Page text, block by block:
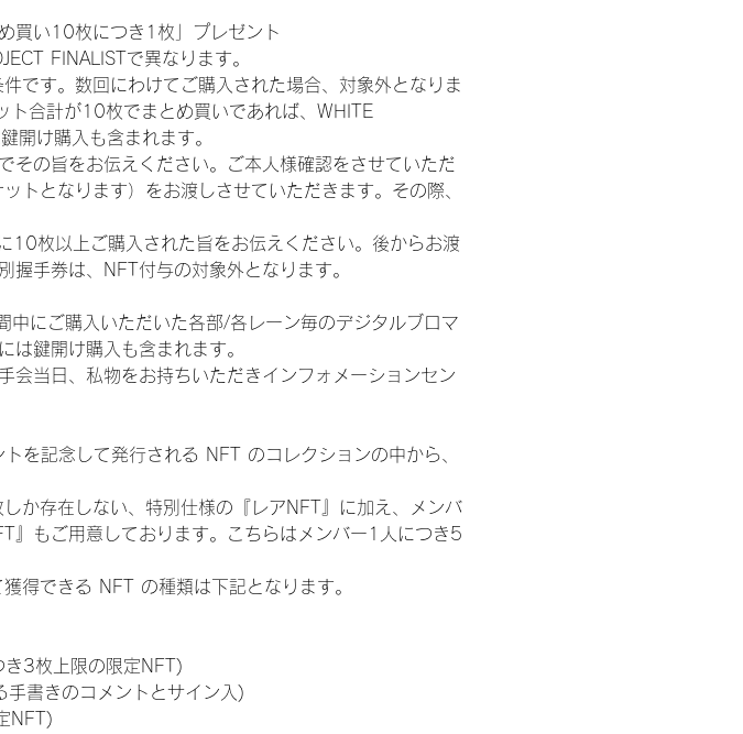
買い10枚につき1枚」プレゼント
FINALISTで異なります。
です。数回にわけてご購入された場合、対象外となりま
ト合計が10枚でまとめ買いであれば、WHITE
開け購入も含まれます。
その旨をお伝えください。ご本人様確認をさせていただ
トとなります）をお渡しさせていただきます。その際、
10枚以上ご購入された旨をお伝えください。後からお渡
握手券は、NFT付与の対象外となります。
にご購入いただいた各部/各レーン毎のデジタルブロマ
は鍵開け購入も含まれます。
会当日、私物をお持ちいただきインフォメーションセン
を記念して発行される NFT のコレクションの中から、
か存在しない、特別仕様の『レアNFT』に加え、メンバ
』もご用意しております。こちらはメンバー1人につき5
得できる NFT の種類は下記となります。
き3枚上限の限定NFT)
書きのコメントとサイン入)
NFT)